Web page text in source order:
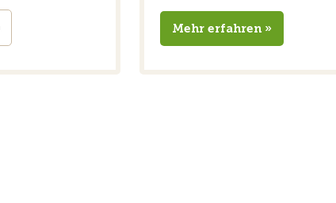
Mehr erfahren »